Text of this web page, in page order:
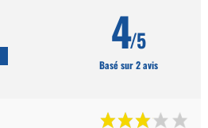
4/5
Basé sur 2 avis